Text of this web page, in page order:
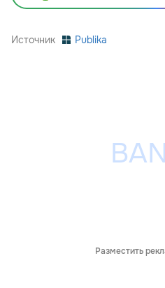
Источник Publika
Разместить